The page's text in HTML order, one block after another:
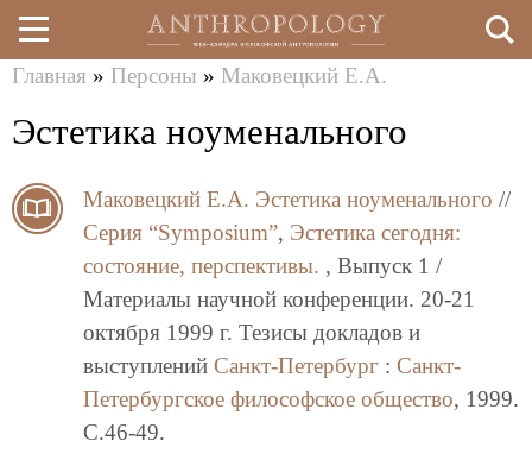
Перейти
к
содержанию
здесь
Главная » Персоны » Маковецкий Е.А.
Эстетика ноуменального
Маковецкий Е.А. Эстетика ноуменального //
Серия “Symposium”, Эстетика сегодня:
состояние, перспективы. , Выпуск 1 /
Материалы научной конференции. 20-21
октября 1999 г. Тезисы докладов и
выступлений Санкт-Петербург : Санкт-
Петербургское философское общество, 1999.
C.46-49.